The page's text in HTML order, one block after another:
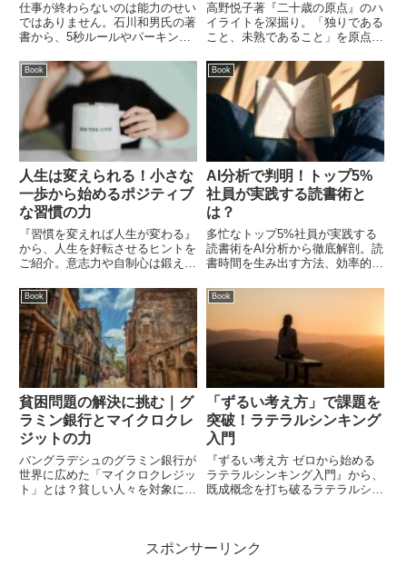
仕事が終わらないのは能力のせい
ではありません。石川和男氏の著
書から、5秒ルールやパーキンソ
人の思考法」を凝縮。最短で成果
を出し、定時で帰るための具体的
な7つの原則を紹介します。
高野悦子著『二十歳の原点』のハ
イライトを深掘り。「独りである
こと、未熟であること」を原点と
価値、孤独、そして生と死への真
摯な問いかけを考察します。
Book
人生は変えられる！小さな
一歩から始めるポジティブ
な習慣の力
『習慣を変えれば人生が変わる』
から、人生を好転させるヒントを
ご紹介。意志力や自制心は鍛えら
てポジティブな思考の力を手に入
れ、今すぐ行動を起こすための具
体的な方法を解説します。
Book
AI分析で判明！トップ5%
社員が実践する読書術と
は？
多忙なトップ5%社員が実践する
読書術をAI分析から徹底解剖。読
書時間を生み出す方法、効率的な
成果に変える具体的なテクニック
まで、明日から使える読書習慣の
秘訣を紹介します。
Book
貧困問題の解決に挑む｜グ
ラミン銀行とマイクロクレ
ジットの力
バングラデシュのグラミン銀行が
世界に広めた「マイクロクレジッ
ト」とは？貧しい人々を対象にし
Book
「ずるい考え方」で課題を
突破！ラテラルシンキング
入門
『ずるい考え方 ゼロから始める
ラテラルシンキング入門』から、
既成概念を打ち破るラテラルシン
ベルへ。
スポンサーリンク